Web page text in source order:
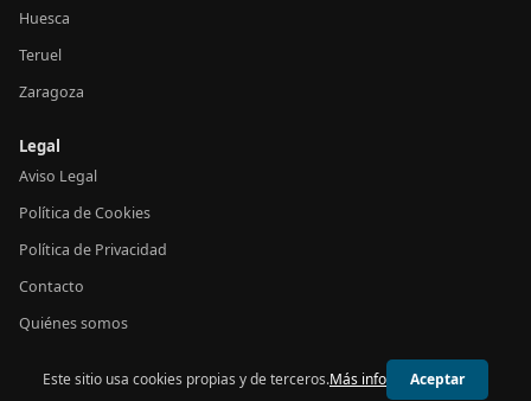
Huesca
Teruel
Zaragoza
Legal
Aviso Legal
Política de Cookies
Política de Privacidad
Contacto
Quiénes somos
© 2026 24h Aragón
Este sitio usa cookies propias y de terceros.Más info Aceptar